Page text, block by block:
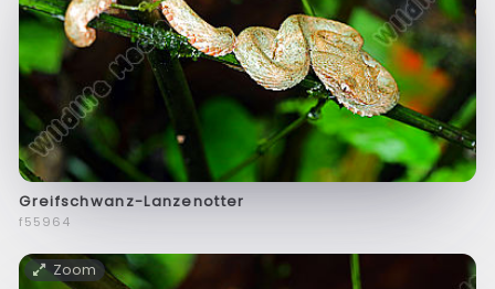
Greifschwanz-Lanzenotter
f55964
Zoom